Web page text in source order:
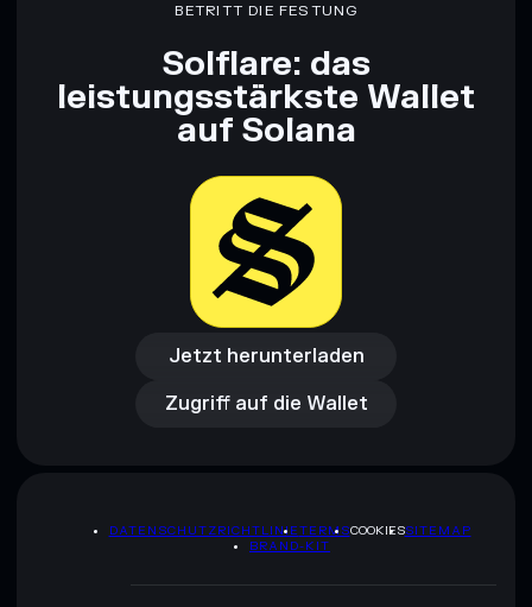
BETRITT DIE FESTUNG
Solflare: das
leistungsstärkste Wallet
auf Solana
Jetzt herunterladen
Jetzt herunterladen
Zugriff auf die Wallet
Zugriff auf die Wallet
DATENSCHUTZRICHTLINIETERMSCOOKIESSITEMAP
BRAND-KIT